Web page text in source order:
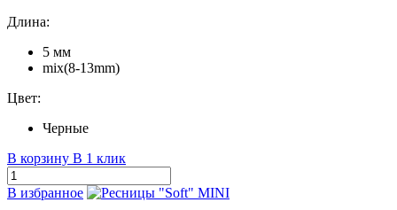
Длина:
5 мм
mix(8-13mm)
Цвет:
Черные
В корзину В 1 клик
В избранное